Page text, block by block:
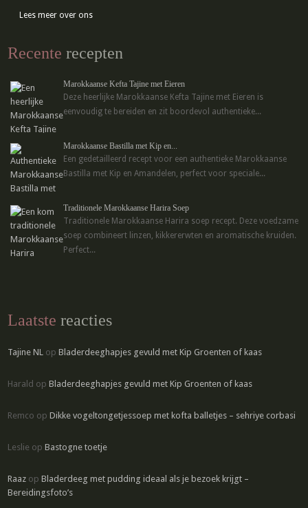
Lees meer over ons
Recente recepten
Marokkaanse Kefta Tajine met Eieren
Deze heerlijke Marokkaanse Kefta Tajine met Eieren is
eenvoudig te bereiden en zit boordevol authentieke...
Marokkaanse Bastilla met Kip en...
Een gedetailleerd recept voor een authentieke Marokkaanse
Bastilla met Kip en Amandelen, perfect voor speciale...
Traditionele Marokkaanse Harira Soep
Traditionele Marokkaanse Harira soep recept. Deze voedzame
soep combineert linzen, kikkererwten en aromatische kruiden.
Perfect...
Laatste reacties
Tajine NL opBladerdeeghapjes gevuld met Kip Groenten of kaas
Harald opBladerdeeghapjes gevuld met Kip Groenten of kaas
Remco opDikke vogeltongetjessoep met kofta balletjes – sehriye corbasi
Leslie opBastogne toetje
Raaz opBladerdeeg met pudding ideaal als je bezoek krijgt –
Bereidingsfoto’s